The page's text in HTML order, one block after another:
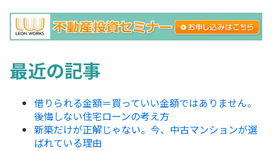
最近の記事
借りられる金額＝買っていい金額ではありません。
後悔しない住宅ローンの考え方
新築だけが正解じゃない。今、中古マンションが選
ばれている理由